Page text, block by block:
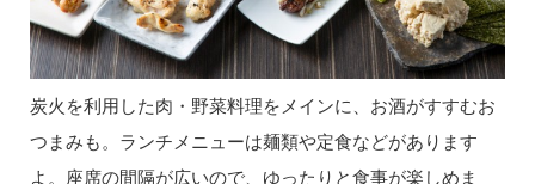
炭火を利用した肉・野菜料理をメインに、お酒がすすむお
つまみも。ランチメニューは麺類や定食などがあります
よ。座席の間隔が広いので、ゆったりと食事が楽しめま